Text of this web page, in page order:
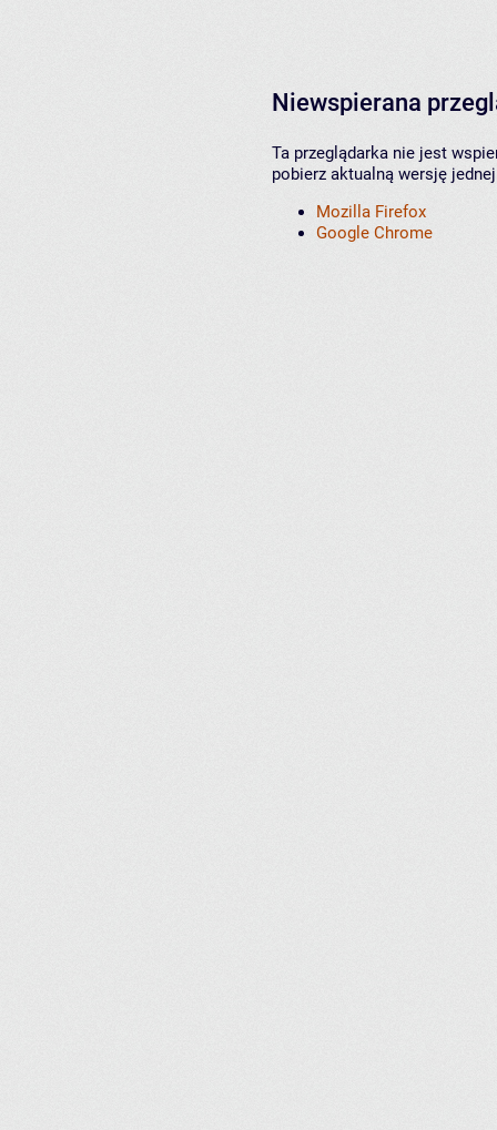
Niewspierana
Ta przeglądarka nie jest
pobierz aktualną wersję
Mozilla Firefox
Google Chrome